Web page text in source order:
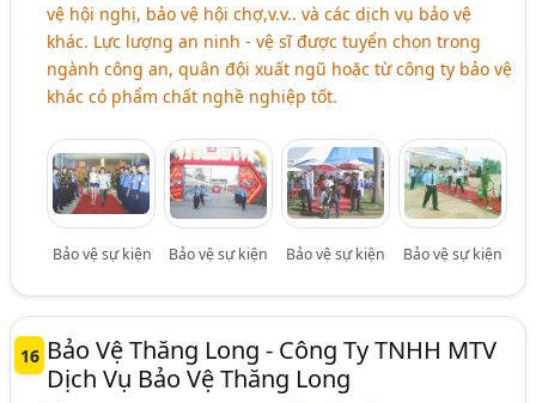
vệ hội nghị, bảo vệ hội chợ,v.v.. và các dịch vụ bảo vệ
khác. Lực lượng an ninh - vệ sĩ được tuyển chọn trong
ngành công an, quân đội xuất ngũ hoặc từ công ty bảo vệ
khác có phẩm chất nghề nghiệp tốt.
Bảo vệ sự kiện Bảo vệ sự kiện Bảo vệ sự kiện Bảo vệ sự kiện
16 Bảo Vệ Thăng Long - Công Ty TNHH MTV
Dịch Vụ Bảo Vệ Thăng Long